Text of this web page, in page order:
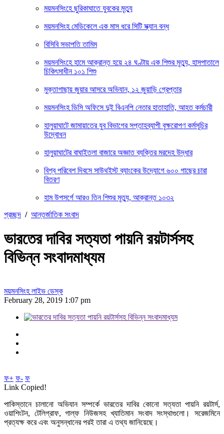
ময়মনসিংহে ছুরিকাঘাতে যুবকের মৃত্যু
ময়মনসিংহ মেডিকেলে এক মাস ধরে সিটি স্ক্যান বন্ধ
বিসিবি সভাপতি তামিম
ময়মনসিংহে হামে আক্রান্ত হয়ে ২৪ ঘণ্টায় এক শিশুর মৃত্যু, হাসপাতালে
চিকিৎসাধীন ১০১ শিশু
মুক্তাগাছায় জুয়ার আসরে অভিযান, ১২ জুয়াড়ি গ্রেপ্তার
ময়মনসিংহ ডিসি অফিসে দুই বিএনপি নেতার হাতাহাতি, আহত কর্মচারী
হালুয়াঘাটে জামায়াতের যুব বিভাগের সপ্তাহব্যাপী বৃক্ষরোপণ কর্মসূচির
উদ্বোধন
হালুয়াঘাটের বাঘাইতলা বাজারে অজ্ঞাত ব্যক্তির মরদেহ উদ্ধার
বিশ্ব পরিবেশ দিবসে সাউথইস্ট ব্যাংকের উদ্যোগে ৬০০ গাছের চারা
বিতরণ
হাম উপসর্গে আরও তিন শিশুর মৃত্যু, আক্রান্ত ১০৩২
প্রচ্ছদ / আন্তর্জাতিক সংবাদ
ভারতের দাবির সত্যতা পায়নি রয়টার্সসহ
বিভিন্ন সংবাদমাধ্যম
ময়মনসিংহ লাইভ ডেস্ক
February 28, 2019 1:07 pm
ফ+ ফ- ফ
Link Copied!
পাকিস্তানে চালানো অভিযান সম্পর্কে ভারতের দাবির কোনো সত্যতা পায়নি রয়টার্স,
ওয়াশিংটন, টেলিগ্রাফ, গাল্ফ নিউজসহ খ্যাতিমান সংবাদ সংস্থাগুলো। সরেজমিনে
প্রত্যক্ষ করে এবং অনুসন্ধানের পরই তারা এ তথ্য জানিয়েছে।